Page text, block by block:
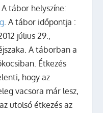
tábor helyszíne:
. A tábor időpontja :
július 29.,
A táborban a
Étkezés
hogy az
vacsora már lesz,
utolsó étkezés az